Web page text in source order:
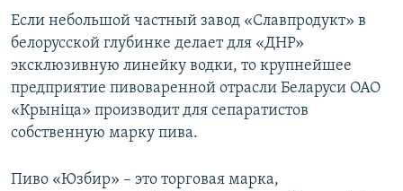
Если небольшой частный завод «Славпродукт» в
белорусской глубинке делает для «ДНР»
эксклюзивную линейку водки, то крупнейшее
предприятие пивоваренной отрасли Беларуси ОАО
«Крыніца» производит для сепаратистов
собственную марку пива.
Пиво «Юзбир» – это торговая марка,